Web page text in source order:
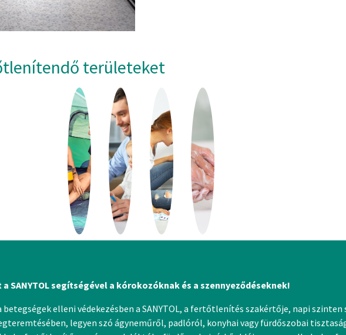
területeket
SANYTOL segítségével a kórokozóknak és a szennyeződéseknek!
betegségek elleni védekezésben a SANYTOL, a fertőtlenítés szakértője, napi
legyen szó ágyneműről, padlóról, konyhai vagy fürdőszobai